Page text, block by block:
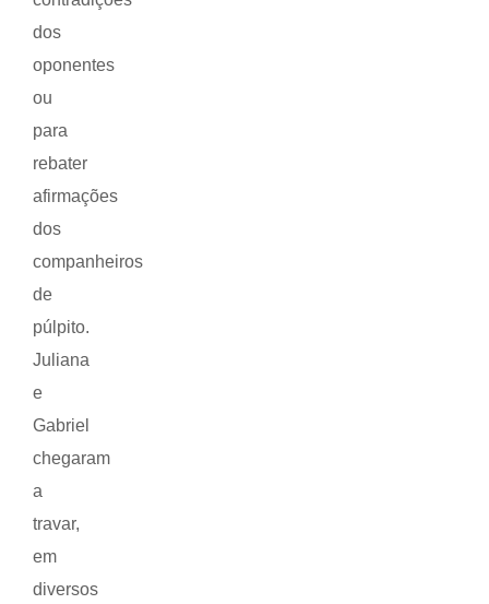
dos
oponentes
ou
para
rebater
afirmações
dos
companheiros
de
púlpito.
Juliana
e
Gabriel
chegaram
a
travar,
em
diversos